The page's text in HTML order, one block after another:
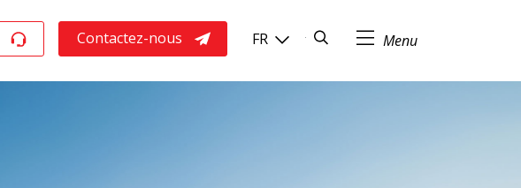
Rechercher
FR
Contactez-nous